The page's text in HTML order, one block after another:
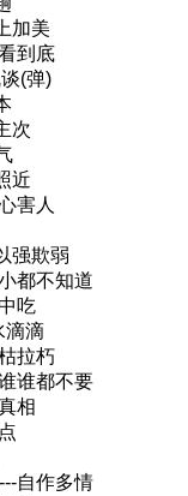
加美
到底
(弹)
次
近
害人
强欺弱
都不知道
吃
滴滴
拉朽
谁都不要
相
自作多情